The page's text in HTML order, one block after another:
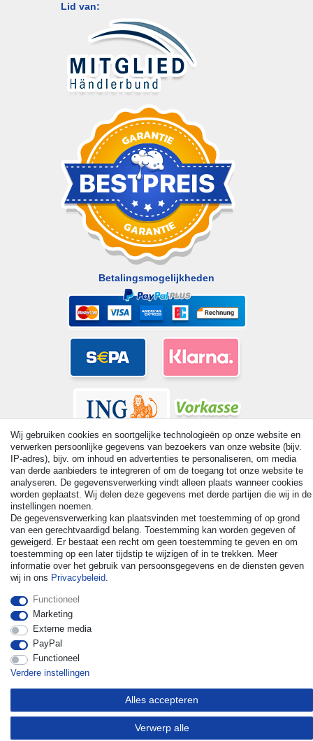
Lid van:
Betalingsmogelijkheden
© Copyright 2026 | Alle rechten voorbehouden. - All rights
reserved. Prices incl. VAT. 19% VAT Basic prices see article detail
| * Applies to deliveries to the UK!
Wij gebruiken cookies en soortgelijke technologieën op onze website en
verwerken persoonlijke gegevens van bezoekers van onze website (bijv.
IP-adres), bijv. om inhoud en advertenties te personaliseren, om media
van derde aanbieders te integreren of om de toegang tot onze website te
analyseren. De gegevensverwerking vindt alleen plaats wanneer cookies
worden geplaatst. Wij delen deze gegevens met derde partijen die wij in de
instellingen noemen.
De gegevensverwerking kan plaatsvinden met toestemming of op grond
van een gerechtvaardigd belang. Toestemming kan worden gegeven of
geweigerd. Er bestaat een recht om geen toestemming te geven en om
toestemming op een later tijdstip te wijzigen of in te trekken. Meer
informatie over het gebruik van persoonsgegevens en de diensten geven
wij in ons Privacybeleid.
Functioneel
Marketing
Externe media
PayPal
Functioneel
Verdere instellingen
Alles accepteren
Verwerp alle
Herroepingsrecht uitoefenen Contact